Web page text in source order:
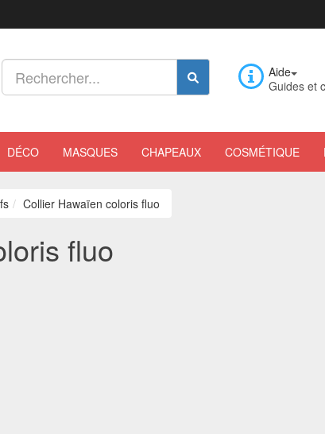
Aide
Guides et
DÉCO MASQUES CHAPEAUX COSMÉTIQUE
Collier Hawaïen coloris fluo
fluo